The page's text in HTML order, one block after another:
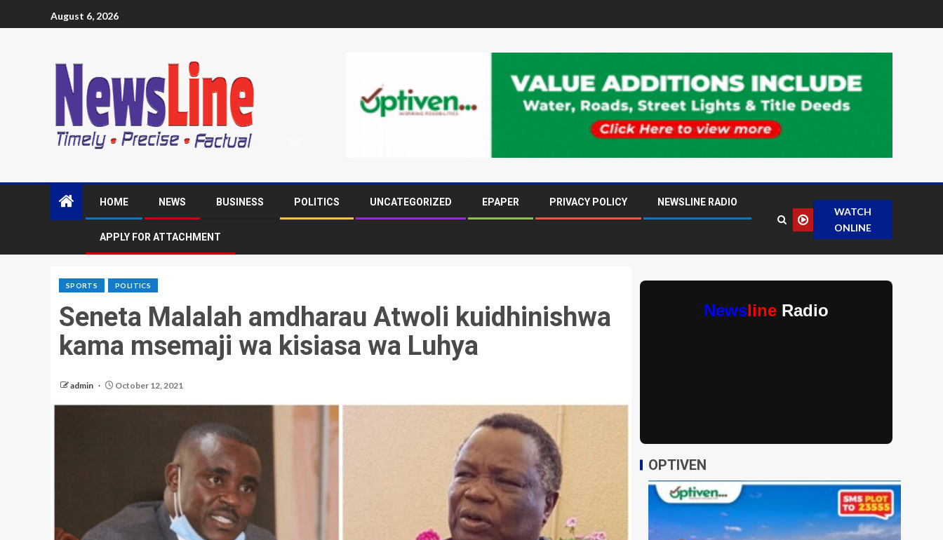
August 6, 2026
HOME NEWS BUSINESS POLITICS UNCATEGORIZED EPAPER PRIVACY POLICY NEWSLINE RADIO
APPLY FOR ATTACHMENT
WATCH
ONLINE
SPORTS POLITICS
Seneta Malalah amdharau Atwoli kuidhinishwa
kama msemaji wa kisiasa wa Luhya
admin October 12, 2021
Newsline Radio
OPTIVEN